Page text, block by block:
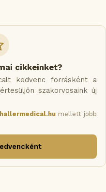
cikkeinket?
kedvenc forrásként a
szakorvosaink új
hallermedical.hu mellett jobb